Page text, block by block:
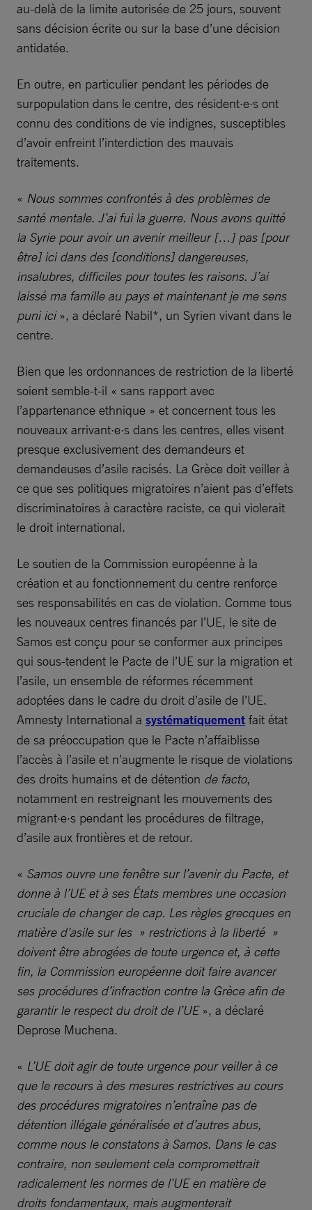
au-delà de la limite autorisée de 25 jours, souvent
sans décision écrite ou sur la base d’une décision
antidatée.
En outre, en particulier pendant les périodes de
surpopulation dans le centre, des résident·e·s ont
connu des conditions de vie indignes, susceptibles
d’avoir enfreint l’interdiction des mauvais
traitements.
« Nous sommes confrontés à des problèmes de
santé mentale. J’ai fui la guerre. Nous avons quitté
la Syrie pour avoir un avenir meilleur […] pas [pour
être] ici dans des [conditions] dangereuses,
insalubres, difficiles pour toutes les raisons. J’ai
laissé ma famille au pays et maintenant je me sens
puni ici », a déclaré Nabil*, un Syrien vivant dans le
centre.
Bien que les ordonnances de restriction de la liberté
soient semble-t-il « sans rapport avec
l’appartenance ethnique » et concernent tous les
nouveaux arrivant·e·s dans les centres, elles visent
presque exclusivement des demandeurs et
demandeuses d’asile racisés. La Grèce doit veiller à
ce que ses politiques migratoires n’aient pas d’effets
discriminatoires à caractère raciste, ce qui violerait
le droit international.
Le soutien de la Commission européenne à la
création et au fonctionnement du centre renforce
ses responsabilités en cas de violation. Comme tous
les nouveaux centres financés par l’UE, le site de
Samos est conçu pour se conformer aux principes
qui sous-tendent le Pacte de l’UE sur la migration et
l’asile, un ensemble de réformes récemment
adoptées dans le cadre du droit d’asile de l’UE.
Amnesty International a systématiquement fait état
de sa préoccupation que le Pacte n’affaiblisse
l’accès à l’asile et n’augmente le risque de violations
des droits humains et de détention de facto,
notamment en restreignant les mouvements des
migrant·e·s pendant les procédures de filtrage,
d’asile aux frontières et de retour.
« Samos ouvre une fenêtre sur l’avenir du Pacte, et
donne à l’UE et à ses États membres une occasion
cruciale de changer de cap. Les règles grecques en
matière d’asile sur les » restrictions à la liberté »
doivent être abrogées de toute urgence et, à cette
fin, la Commission européenne doit faire avancer
ses procédures d’infraction contre la Grèce afin de
garantir le respect du droit de l’UE », a déclaré
Deprose Muchena.
« L’UE doit agir de toute urgence pour veiller à ce
que le recours à des mesures restrictives au cours
des procédures migratoires n’entraîne pas de
détention illégale généralisée et d’autres abus,
comme nous le constatons à Samos. Dans le cas
contraire, non seulement cela compromettrait
radicalement les normes de l’UE en matière de
droits fondamentaux, mais augmenterait